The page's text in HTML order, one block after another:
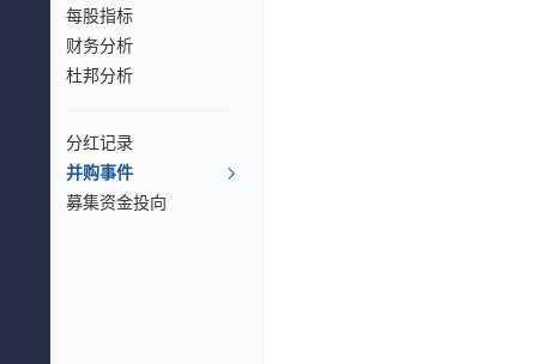
每股指标
财务分析
杜邦分析
分红记录
并购事件
募集资金投向